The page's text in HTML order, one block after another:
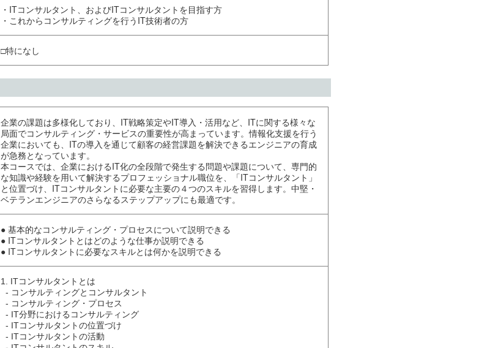
・ITコンサルタント、およびITコンサルタントを目指す方
・これからコンサルティングを行うIT技術者の方
□特になし
企業の課題は多様化しており、IT戦略策定やIT導入・活用など、ITに関する様々な
局面でコンサルティング・サービスの重要性が高まっています。情報化支援を行う
企業においても、ITの導入を通じて顧客の経営課題を解決できるエンジニアの育成
が急務となっています。
本コースでは、企業におけるIT化の全段階で発生する問題や課題について、専門的
な知識や経験を用いて解決するプロフェッショナル職位を、「ITコンサルタント」
と位置づけ、ITコンサルタントに必要な主要の４つのスキルを習得します。中堅・
ベテランエンジニアのさらなるステップアップにも最適です。
● 基本的なコンサルティング・プロセスについて説明できる
● ITコンサルタントとはどのような仕事か説明できる
● ITコンサルタントに必要なスキルとは何かを説明できる
1. ITコンサルタントとは